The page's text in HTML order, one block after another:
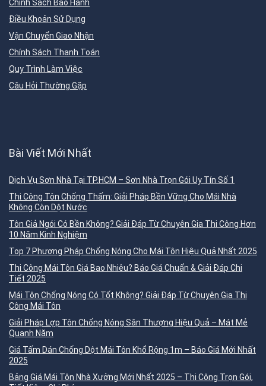
Chính Sách Bảo Hành
Điều Khoản Sử Dụng
Vận Chuyển Giao Nhận
Chính Sách Thanh Toán
Quy Trình Làm Việc
Câu Hỏi Thường Gặp
Bài Viết Mới Nhất
Dịch Vụ Sơn Nhà Tại TP.HCM – Sơn Nhà Trọn Gói Uy Tín Số 1
Thi Công Tôn Chống Thấm: Giải Pháp Bền Vững Cho Mái Nhà
Không Còn Dột Nước
Tôn Giả Ngói Có Bền Không? Giải Đáp Từ Chuyên Gia Thi Công Hơn
10 Năm Kinh Nghiệm
Top 7 Phương Pháp Chống Nóng Cho Mái Tôn Hiệu Quả Nhất 2025
Thi Công Mái Tôn Giá Bao Nhiêu? Báo Giá Chuẩn & Giải Đáp Chi
Tiết 2025
Mái Tôn Chống Nóng Có Tốt Không? Giải Đáp Từ Chuyên Gia Thi
Công Mái Tôn
Giải Pháp Lợp Tôn Chống Nóng Sân Thượng Hiệu Quả – Mát Mẻ
Quanh Năm
Giá Tấm Dán Chống Dột Mái Tôn Khổ Rộng 1m – Báo Giá Mới Nhất
2025
Bảng Giá Mái Tôn Nhà Xưởng Mới Nhất 2025 – Thi Công Trọn Gói,